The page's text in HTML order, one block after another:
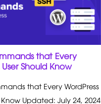
that Every
User Should Know
that Every WordPress
Know Updated: July 24, 2024